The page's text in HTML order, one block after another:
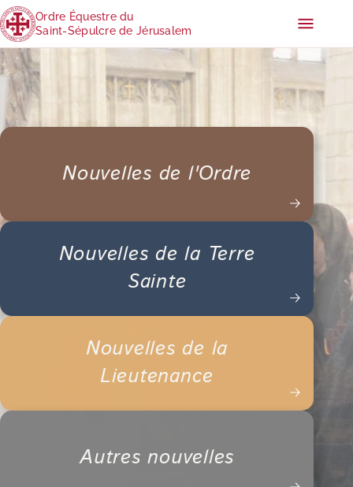
Ordre Équestre du
Saint-Sépulcre de Jérusalem
Nouvelles de l'Ordre
Nouvelles de la Terre
Sainte
Nouvelles de la
Lieutenance
Autres nouvelles